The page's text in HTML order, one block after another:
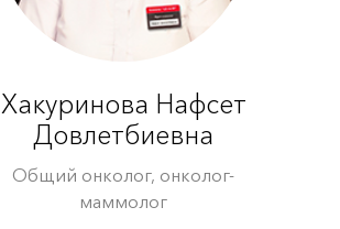
Хакуринова Нафсет
Довлетбиевна
Общий онколог, онколог-
маммолог